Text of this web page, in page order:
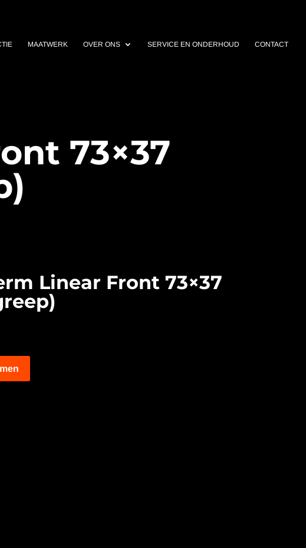
MAATWERK OVER ONS SERVICE EN ONDERHOUD CONTACT
73×37
Linear Front 73×37